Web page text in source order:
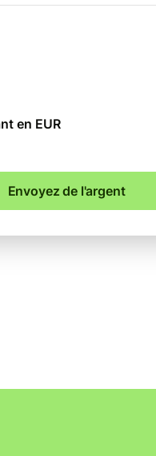
en EUR
Envoyez de l'argent